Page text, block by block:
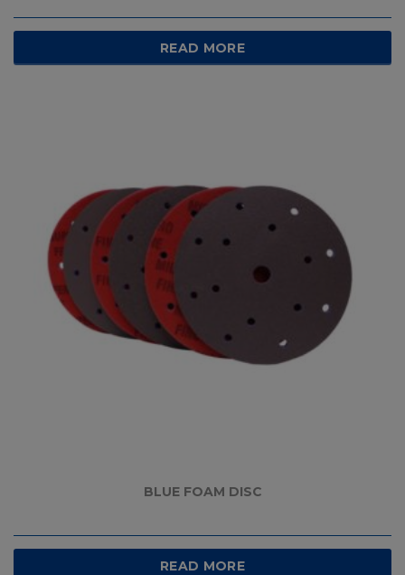
READ MORE
BLUE FOAM DISC
READ MORE